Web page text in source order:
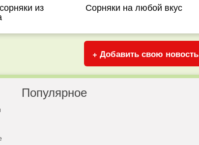
из Сорняки на любой вкус
+ Добавить свою новость
Популярное